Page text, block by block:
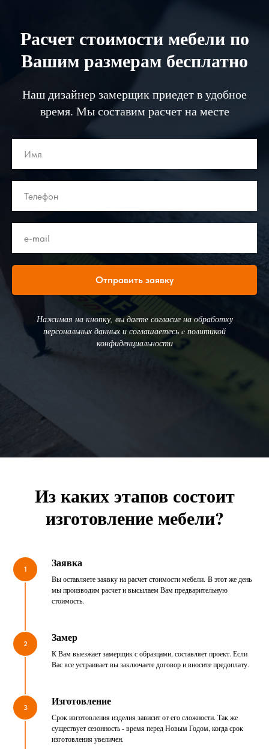
Расчет стоимости мебели по
Вашим размерам бесплатно
Наш дизайнер замерщик приедет в удобное
время. Мы составим расчет на месте
Отправить заявку
Нажимая на кнопку, вы даете согласие на обработку
персональных данных и соглашаетесь c политикой
конфиденциальности
Из каких этапов состоит
изготовление мебели?
1 Заявка
Вы оставляете заявку на расчет стоимости мебели. В этот же день
мы производим расчет и высылаем Вам предварительную
стоимость.
2 Замер
К Вам выезжает замерщик с образцами, составляет проект. Если
Вас все устраивает вы заключаете договор и вносите предоплату.
3 Изготовление
Срок изготовления изделия зависит от его сложности. Так же
существует сезонность - время перед Новым Годом, когда срок
изготовления увеличен.